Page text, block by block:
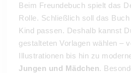
Beim Freundebuch spielt das
Rolle. Schließlich soll das
Kind passen. Deshalb kannst
gestalteten Vorlagen wählen –
Illustrationen bis hin zu
Jungen und Mädchen.